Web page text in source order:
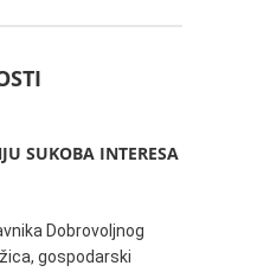
SUKOBA INTERESA
Dobrovoljnog
gospodarski